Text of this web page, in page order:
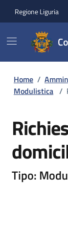
Regione Liguria
Home /
Modulistica /
Tipo: